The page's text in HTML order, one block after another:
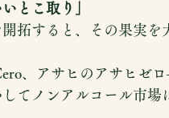
とこ取り」
拓すると、その果実を
、アサヒのアサヒ
てノンアルコール市場